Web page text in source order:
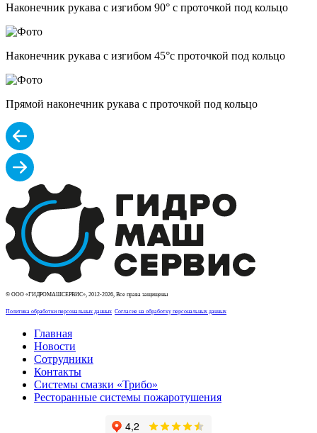
Наконечник рукава с изгибом 90° с проточкой под кольцо
Наконечник рукава с изгибом 45°с проточкой под кольцо
Прямой наконечник рукава с проточкой под кольцо
© ООО «ГИДРОМАШСЕРВИС», 2012-2026, Все права защищены
Политика обработки персональных данных Согласие на обработку персональных данных
Главная
Новости
Сотрудники
Контакты
Системы смазки «Трибо»
Ресторанные системы пожаротушения